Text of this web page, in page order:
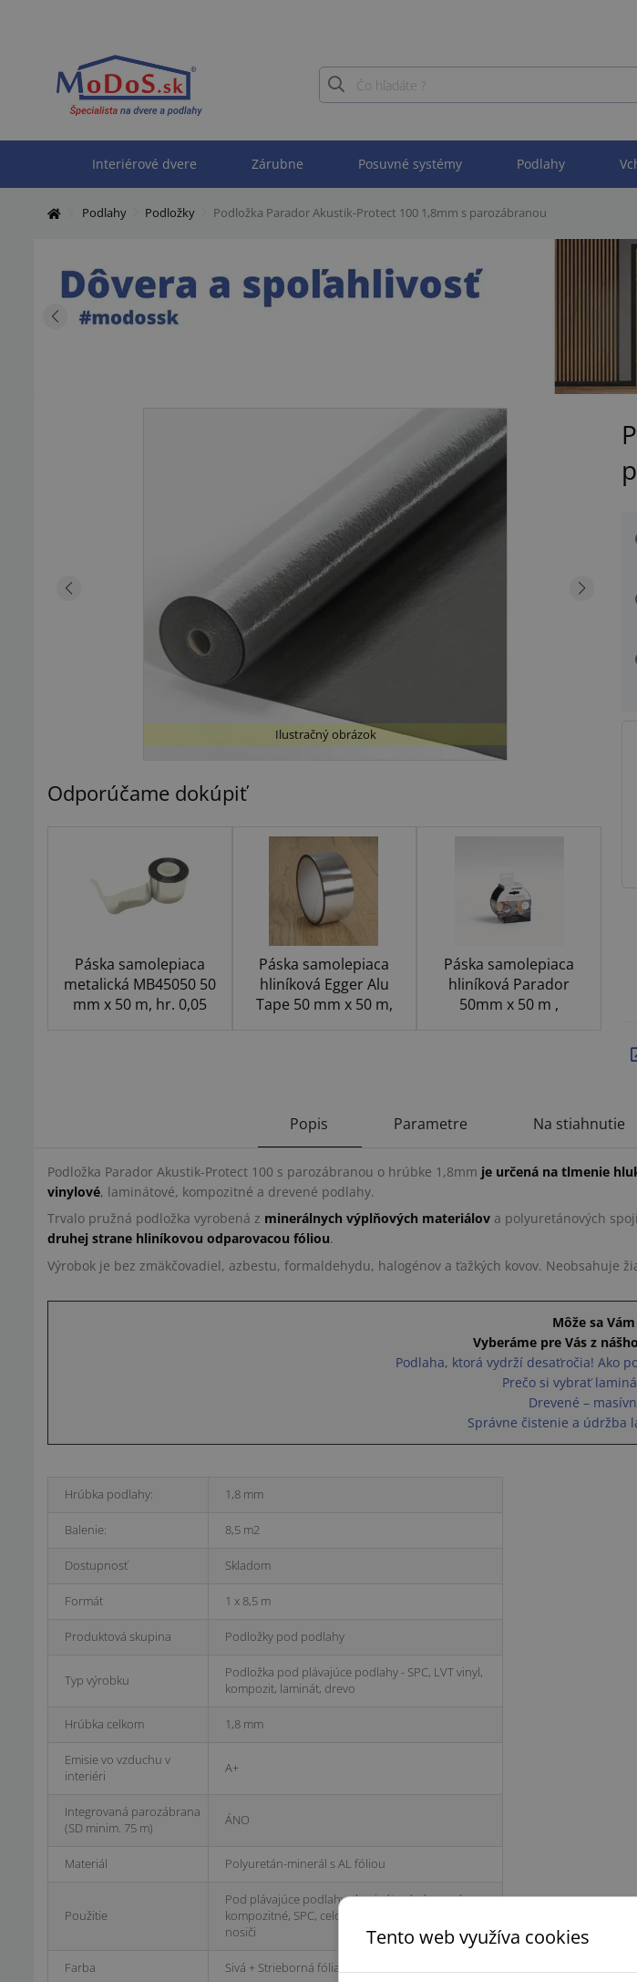
Interiérové dvere Zárubne Posuvné systémy Podlahy
Podlahy Podložky Podložka Parador Akustik-Protect 100 1,8mm s parozábranou
Ilustračný obrázok
Odporúčame dokúpiť
Páska samolepiaca
metalická MB45050 50
mm x 50 m, hr. 0,05
Páska samolepiaca
hliníková Egger Alu
Tape 50 mm x 50 m,
Páska samolepiaca
hliníková Parador
50mm x 50 m ,
Popis Parametre Na stiahnutie
Podložka Parador Akustik-Protect 100 s parozábranou o hrúbke 1,8mm je určená na tlmenie
vinylové, laminátové, kompozitné a drevené podlahy.
Trvalo pružná podložka vyrobená z minerálnych výplňových materiálov a polyuretánových
druhej strane hliníkovou odparovacou fóliou.
Výrobok je bez zmäkčovadiel, azbestu, formaldehydu, halogénov a ťažkých kovov. Neobsahuje
Môže sa
Vyberáme pre Vás z
Podlaha, ktorá vydrží desaťročia! Ako
Prečo si vybrať
Drevené –
Správne čistenie a údržba
Hrúbka podlahy: 1,8 mm
Balenie: 8,5 m2
Dostupnosť Skladom
Formát 1 x 8,5 m
Produktová skupina Podložky pod podlahy
Typ výrobku
Podložka pod plávajúce podlahy - SPC, LVT vinyl,
kompozit, laminát, drevo
Hrúbka celkom 1,8 mm
Emisie vo vzduchu v
interiéri
A+
Integrovaná parozábrana
(SD minim. 75 m)
ÁNO
Materiál Polyuretán-minerál s AL fóliou
Použitie
Pod plávajúce podlahy - laminátové, drevené,
kompozitné, SPC, celovinylové, vinylové na HDF
nosiči
Farba Sivá + Strieborná fólia
Tento web využíva cookies